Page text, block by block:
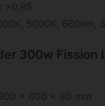
>0,95
5000K, 660nm,
300w Fission
x 600 x 80 mm